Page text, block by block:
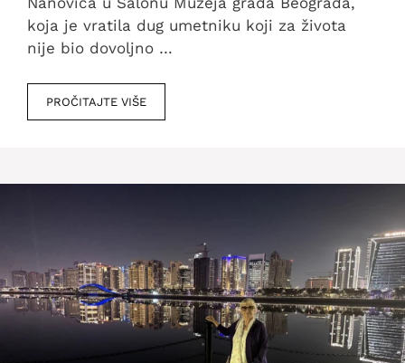
koja je vratila dug umetniku koji za života
nije bio dovoljno …
PROČITAJTE VIŠE